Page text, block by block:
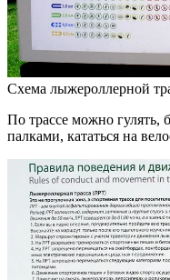
Схема лыжероллерной
По трассе можно гулять,
палками, кататься на